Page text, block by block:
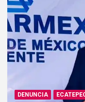
DENUNCIA